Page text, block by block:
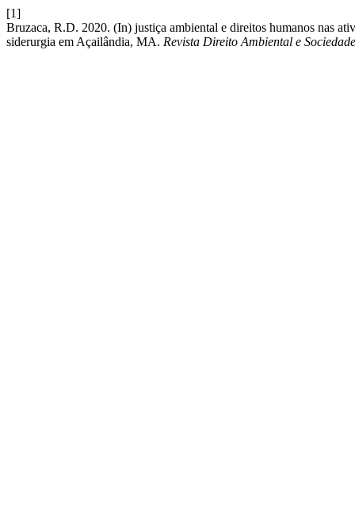
[1]
Bruzaca, R.D. 2020. (In) justiça ambiental e direitos humanos nas
siderurgia em Açailândia, MA. Revista Direito Ambiental e Sociedade